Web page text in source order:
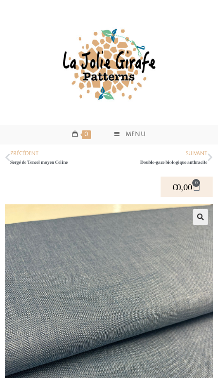
0 MENU
PRÉCÉDENT
Sergé de Tencel moyen Celine
SUIVANT
Double-gaze biologique anthracite
€0,00 0